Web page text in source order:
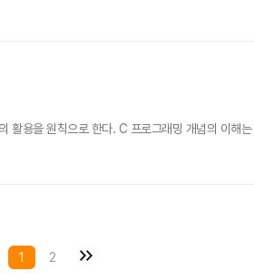
활용을 원칙으로 한다. C 프로그래밍 개념의 이해
1 2